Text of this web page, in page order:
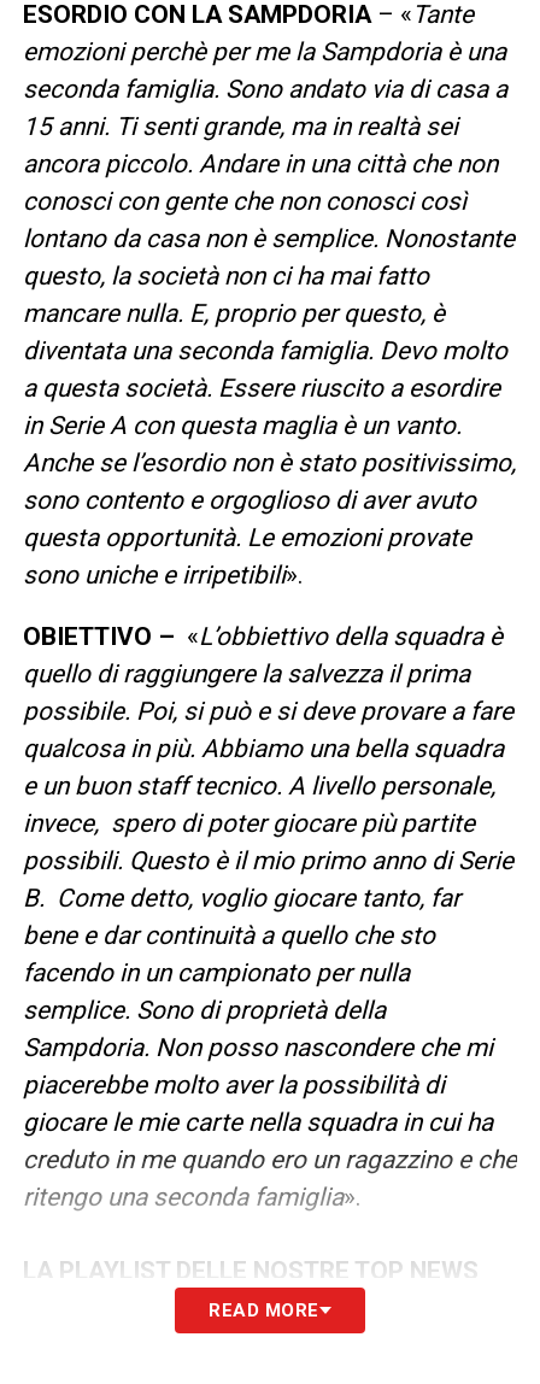
ESORDIO CON LA SAMPDORIA– « Tante
emozioni perchè per me la Sampdoria è una
seconda famiglia. Sono andato via di casa a
15 anni. Ti senti grande, ma in realtà sei
ancora piccolo. Andare in una città che non
conosci con gente che non conosci così
lontano da casa non è semplice. Nonostante
questo, la società non ci ha mai fatto
mancare nulla. E, proprio per questo, è
diventata una seconda famiglia. Devo molto
a questa società. Essere riuscito a esordire
in Serie A con questa maglia è un vanto.
Anche se l’esordio non è stato positivissimo,
sono contento e orgoglioso di aver avuto
questa opportunità. Le emozioni provate
sono uniche e irripetibili».
OBIETTIVO – «L’obbiettivo della squadra è
quello di raggiungere la salvezza il prima
possibile. Poi, si può e si deve provare a fare
qualcosa in più. Abbiamo una bella squadra
e un buon staff tecnico. A livello personale,
invece, spero di poter giocare più partite
possibili. Questo è il mio primo anno di Serie
B. Come detto, voglio giocare tanto, far
bene e dar continuità a quello che sto
facendo in un campionato per nulla
semplice. Sono di proprietà della
Sampdoria. Non posso nascondere che mi
piacerebbe molto aver la possibilità di
giocare le mie carte nella squadra in cui ha
creduto in me quando ero un ragazzino e che
ritengo una seconda famiglia».
LA PLAYLIST DELLE NOSTRE TOP NEWS
READ MORE